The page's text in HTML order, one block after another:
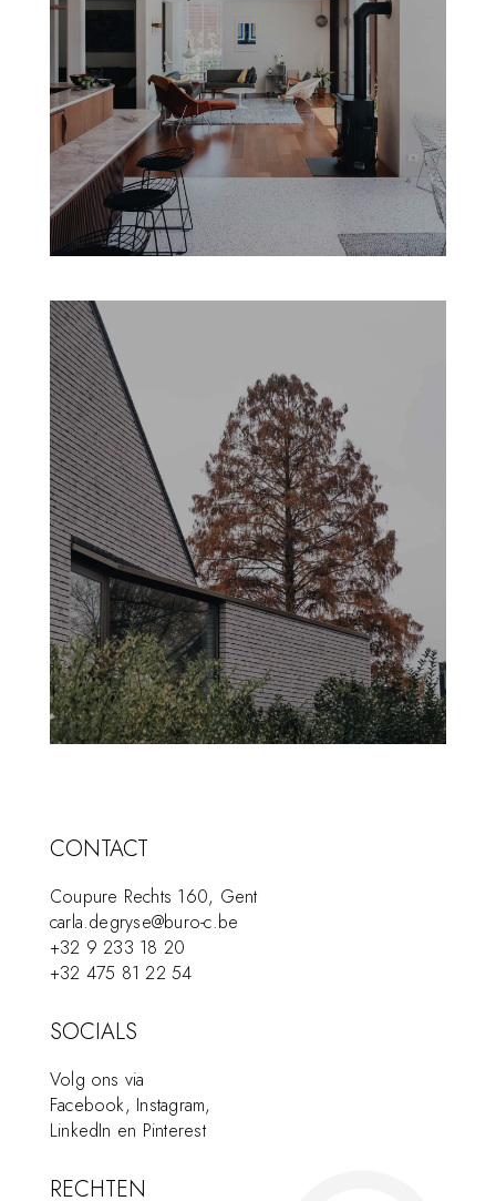
CONTACT
Coupure Rechts 160, Gent
carla.degryse@buro-c.be
+32 9 233 18 20
+32 475 81 22 54
SOCIALS
Volg ons via
Facebook, Instagram,
LinkedIn en Pinterest
RECHTEN